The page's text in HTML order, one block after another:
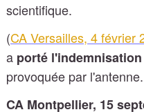
scientifique.
(CA Versailles, 4 février
a porté
provoquée par l'antenne.
CA Montpellier, 15